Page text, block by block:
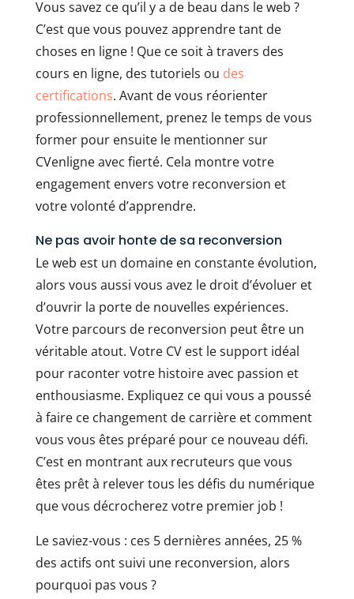
Vous savez ce qu’il y a de beau dans le web ?
C’est que vous pouvez apprendre tant de
choses en ligne ! Que ce soit à travers des
cours en ligne, des tutoriels ou des
certifications. Avant de vous réorienter
professionnellement, prenez le temps de vous
former pour ensuite le mentionner sur
CVenligne avec fierté. Cela montre votre
engagement envers votre reconversion et
votre volonté d’apprendre.
Ne pas avoir honte de sa reconversion
Le web est un domaine en constante évolution,
alors vous aussi vous avez le droit d’évoluer et
d’ouvrir la porte de nouvelles expériences.
Votre parcours de reconversion peut être un
véritable atout. Votre CV est le support idéal
pour raconter votre histoire avec passion et
enthousiasme. Expliquez ce qui vous a poussé
à faire ce changement de carrière et comment
vous vous êtes préparé pour ce nouveau défi.
C’est en montrant aux recruteurs que vous
êtes prêt à relever tous les défis du numérique
que vous décrocherez votre premier job !
Le saviez-vous : ces 5 dernières années, 25 %
des actifs ont suivi une reconversion, alors
pourquoi pas vous ?